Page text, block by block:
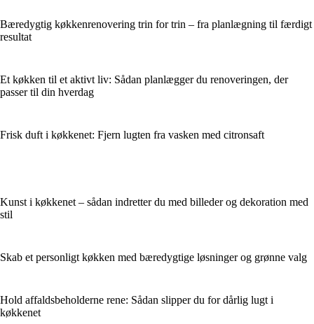
Bæredygtig køkkenrenovering trin for trin – fra planlægning til færdigt
resultat
Et køkken til et aktivt liv: Sådan planlægger du renoveringen, der
passer til din hverdag
Frisk duft i køkkenet: Fjern lugten fra vasken med citronsaft
Kunst i køkkenet – sådan indretter du med billeder og dekoration med
stil
Skab et personligt køkken med bæredygtige løsninger og grønne valg
Hold affaldsbeholderne rene: Sådan slipper du for dårlig lugt i
køkkenet